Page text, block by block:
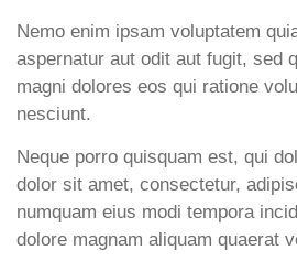
Nemo enim ipsam voluptatem
aspernatur aut odit aut fugit, sed
magni dolores eos qui ratione
nesciunt.
Neque porro quisquam est, qui
dolor sit amet, consectetur,
numquam eius modi tempora
dolore magnam aliquam quaerat